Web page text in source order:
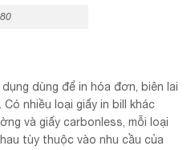
dùng để in hóa đơn, biên lai
nhiều loại giấy in bill khác
và giấy carbonless, mỗi loại
tùy thuộc vào nhu cầu của